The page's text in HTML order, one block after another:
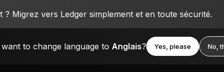
Migrez vers Ledger simplement et en toute sécurité.
to change language to Anglais? Yes, please No,